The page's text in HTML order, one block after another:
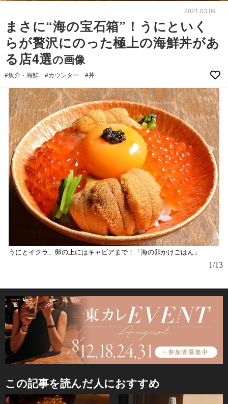
2021.03.09
まさに“海の宝石箱”！うにといく
らが贅沢にのった極上の海鮮丼があ
る店4選の画像
#魚介・海鮮 #カウンター #丼
うにとイクラ、卵の上にはキャビアまで！「海の卵かけごはん」
1/13
この記事を読んだ人におすすめ